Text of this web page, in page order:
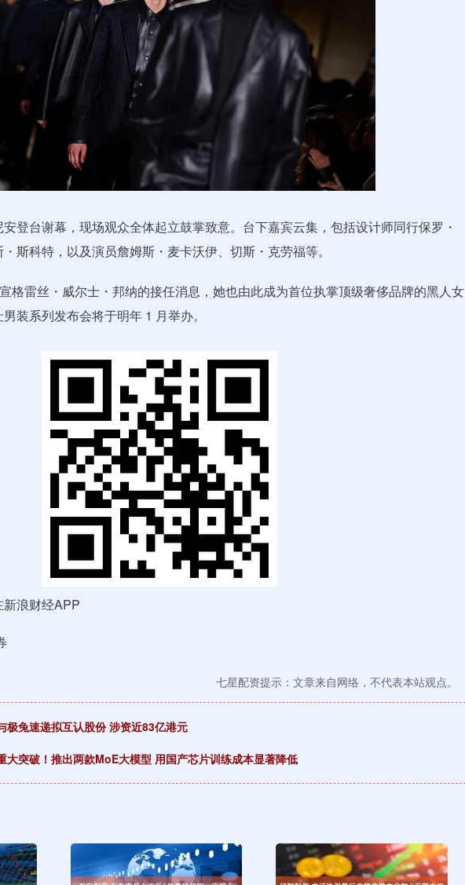
台谢幕，现场观众全体起立鼓掌致意。台下嘉宾云集，包括设计师同行保罗・
斯科特，以及演员詹姆斯・麦卡沃伊、切斯・克劳福等。
雷丝・威尔士・邦纳的接任消息，她也由此成为首位执掌顶级奢侈品牌的黑人女
装系列发布会将于明年 1 月举办。
浪财经APP
七星配资提示：文章来自网络，不代表本站观点。
极兔速递拟互认股份 涉资近83亿港元
大突破！推出两款MoE大模型 用国产芯片训练成本显著降低